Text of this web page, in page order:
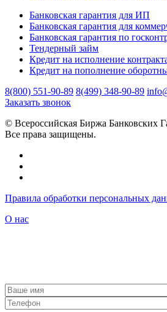
Банковская гарантия для ИП
Банковская гарантия для
Банковская гарантия по
Тендерный займ
Кредит на исполнение
Кредит на пополнение
8(800) 551-90-89 8(499) 348-90-89
Заказать звонок
© Всероссийская Биржа Банковских
Все права защищены.
Правила обработки персональных
О нас